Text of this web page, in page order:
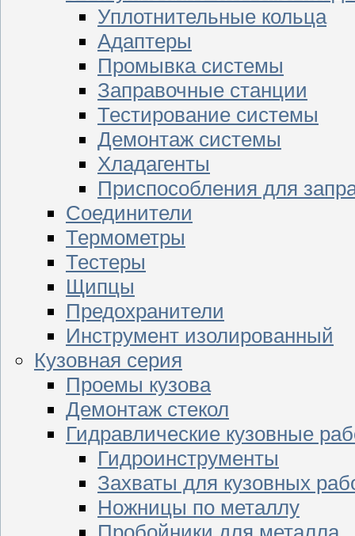
Уплотнительные кольца
Адаптеры
Промывка системы
Заправочные станции
Тестирование системы
Демонтаж системы
Хладагенты
Приспособления для
Соединители
Термометры
Тестеры
Щипцы
Предохранители
Инструмент изолированный
Кузовная серия
Проемы кузова
Демонтаж стекол
Гидравлические кузовные
Гидроинструменты
Захваты для кузовных
Ножницы по металлу